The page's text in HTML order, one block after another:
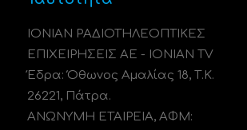
ΙΟΝΙΑΝ ΡΑΔΙΟΤΗΛΕΟΠΤΙΚΕΣ
ΕΠΙΧΕΙΡΗΣΕΙΣ ΑΕ - IONIAN TV
Έδρα: Όθωνος Αμαλίας 18, Τ.Κ.
26221, Πάτρα.
ΑΝΩΝΥΜΗ ΕΤΑΙΡΕΙΑ, ΑΦΜ: